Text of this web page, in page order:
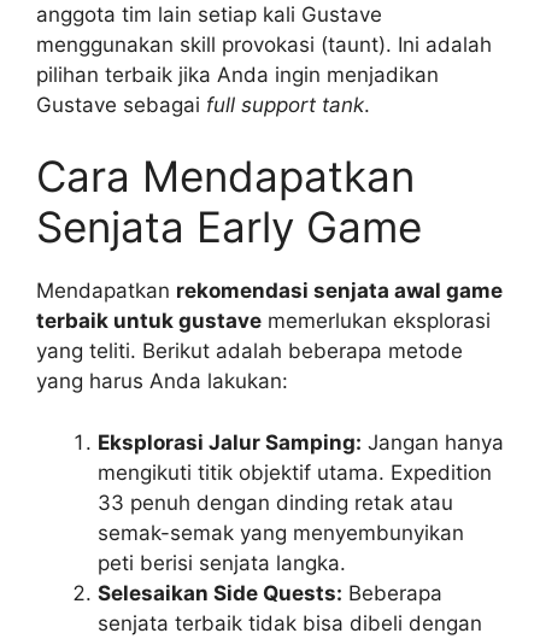
anggota tim lain setiap kali Gustave
menggunakan skill provokasi (taunt). Ini adalah
pilihan terbaik jika Anda ingin menjadikan
Gustave sebagai full support tank.
Cara Mendapatkan
Senjata Early Game
Mendapatkan rekomendasi senjata awal game
terbaik untuk gustave memerlukan eksplorasi
yang teliti. Berikut adalah beberapa metode
yang harus Anda lakukan:
Eksplorasi Jalur Samping: Jangan hanya
mengikuti titik objektif utama. Expedition
33 penuh dengan dinding retak atau
semak-semak yang menyembunyikan
peti berisi senjata langka.
Selesaikan Side Quests: Beberapa
senjata terbaik tidak bisa dibeli dengan